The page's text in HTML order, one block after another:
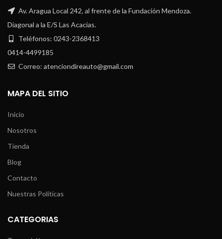
Av. Aragua Local 242, al frente de la Fundación Mendoza.
Diagonal a la E/S Las Acacias.
Teléfonos: 0243-2368413
0414-4499185
Correo: atenciondireauto@gmail.com
MAPA DEL SITIO
Inicio
Nosotros
Tienda
Blog
Contacto
Nuestras Políticas
CATEGORIAS